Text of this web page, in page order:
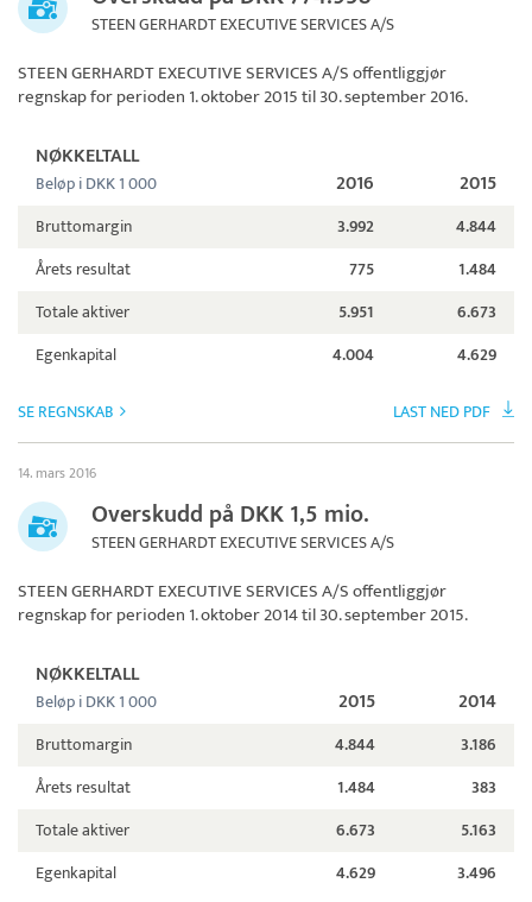
STEEN GERHARDT EXECUTIVE SERVICES A/S
STEEN GERHARDT EXECUTIVE SERVICES A/Soffentliggjør
regnskap for perioden 1. oktober 2015 til 30. september 2016.
NØKKELTALL
Beløp i DKK 1 000 2016 2015
Bruttomargin 3.992
4.844
Årets resultat
775
1.484
Totale aktiver
5.951
6.673
Egenkapital
4.004 4.629
SE REGNSKAB LAST NED PDF
14. mars 2016
Overskudd på DKK 1,5 mio.
STEEN GERHARDT EXECUTIVE SERVICES A/S
STEEN GERHARDT EXECUTIVE SERVICES A/Soffentliggjør
regnskap for perioden 1. oktober 2014 til 30. september 2015.
NØKKELTALL
Beløp i DKK 1 000 2015 2014
Bruttomargin 4.844
3.186
Årets resultat
1.484
383
Totale aktiver
6.673
5.163
Egenkapital
4.629 3.496